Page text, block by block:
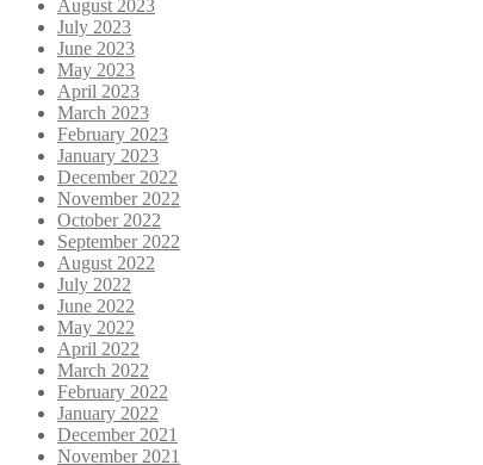
August 2023
July 2023
June 2023
May 2023
April 2023
March 2023
February 2023
January 2023
December 2022
November 2022
October 2022
September 2022
August 2022
July 2022
June 2022
May 2022
April 2022
March 2022
February 2022
January 2022
December 2021
November 2021